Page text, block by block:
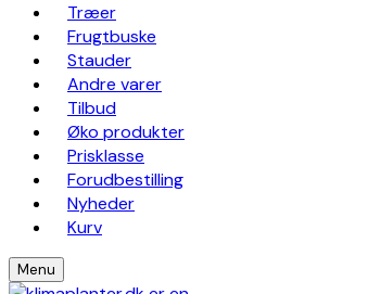
Træer
Frugtbuske
Stauder
Andre varer
Tilbud
Øko produkter
Prisklasse
Forudbestilling
Nyheder
Kurv
Menu